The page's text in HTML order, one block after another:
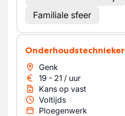
Familiale sfeer
Onderhoudstechnieker
Genk
19 - 21 / uur
Kans op vast
Voltijds
Ploegenwerk